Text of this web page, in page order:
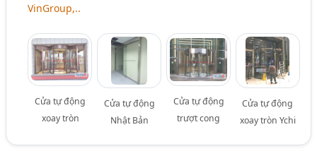
VinGroup,..
Cửa tự động
xoay tròn
Cửa tự động
Nhật Bản
Cửa tự động
trượt cong
Cửa tự động
xoay tròn Ychi